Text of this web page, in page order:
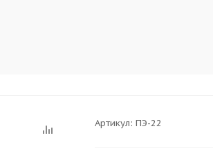
Артикул: ПЭ-22